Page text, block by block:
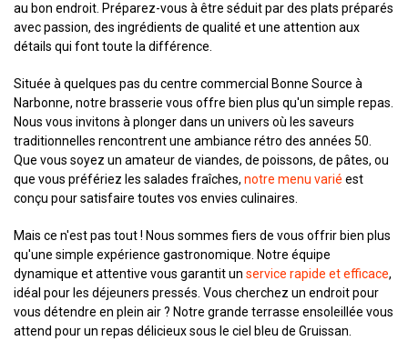
au bon endroit. Préparez-vous à être séduit par des plats préparés
avec passion, des ingrédients de qualité et une attention aux
détails qui font toute la différence.
Située à quelques pas du centre commercial Bonne Source à
Narbonne, notre brasserie vous offre bien plus qu'un simple repas.
Nous vous invitons à plonger dans un univers où les saveurs
traditionnelles rencontrent une ambiance rétro des années 50.
Que vous soyez un amateur de viandes, de poissons, de pâtes, ou
que vous préfériez les salades fraîches, notre menu varié est
conçu pour satisfaire toutes vos envies culinaires.
Mais ce n'est pas tout ! Nous sommes fiers de vous offrir bien plus
qu'une simple expérience gastronomique. Notre équipe
dynamique et attentive vous garantit un service rapide et efficace,
idéal pour les déjeuners pressés. Vous cherchez un endroit pour
vous détendre en plein air ? Notre grande terrasse ensoleillée vous
attend pour un repas délicieux sous le ciel bleu de Gruissan.